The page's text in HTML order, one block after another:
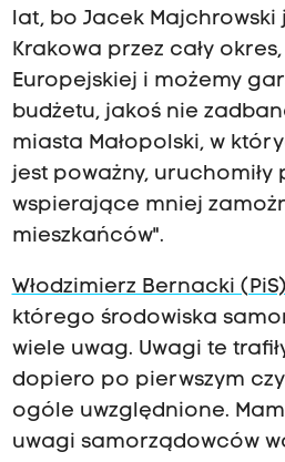
lat, bo Jacek Majchrowski
Krakowa przez cały
Europejskiej i możemy
budżetu, jakoś nie
miasta Małopolski, w
jest poważny,
wspierające mniej
mieszkańców".
Włodzimierz Bernacki (PiS)
którego środowiska
wiele uwag. Uwagi te
dopiero po pierwszym
ogóle uwzględnione.
uwagi samorządowców